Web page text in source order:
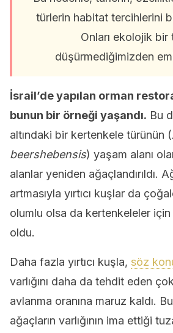
türlerin habitat tercihlerini
Onları ekolojik bir
düşürmediğimizden
İsrail’de yapılan orman
bunun bir örneği yaşandı. Bu
altındaki bir kertenkele türünün (
beershebensis) yaşam alanı
alanlar yeniden ağaçlandırıldı.
artmasıyla yırtıcı kuşlar da
olumlu olsa da kertenkeleler
oldu.
Daha fazla yırtıcı kuşla, söz
varlığını daha da tehdit eden
avlanma oranına maruz kaldı.
ağaçların varlığının ima ettiği